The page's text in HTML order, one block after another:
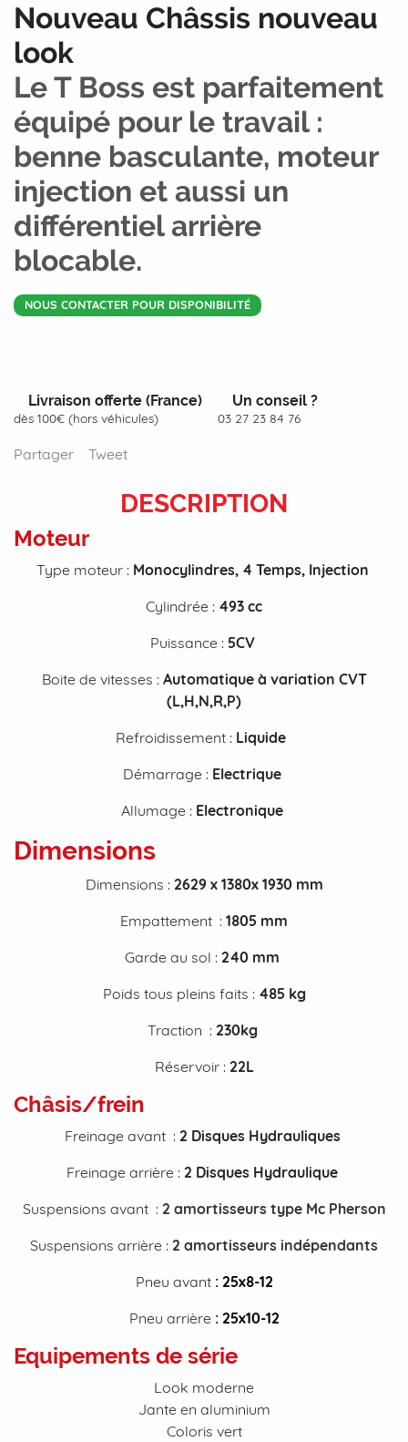
Nouveau Châssis nouveau
look
Le T Boss est parfaitement
équipé pour le travail :
benne basculante, moteur
injection et aussi un
différentiel arrière
blocable.
NOUS CONTACTER POUR DISPONIBILITÉ
Livraison offerte (France)
dès 100€ (hors véhicules)
Un conseil ?
03 27 23 84 76
Partager Tweet
DESCRIPTION
Moteur
Type moteur : Monocylindres, 4 Temps, Injection
Cylindrée : 493 cc
Puissance : 5CV
Boite de vitesses : Automatique à variation CVT
(L,H,N,R,P)
Refroidissement : Liquide
Démarrage : Electrique
Allumage : Electronique
Dimensions
Dimensions : 2629 x 1380x 1930 mm
Empattement : 1805 mm
Garde au sol : 240 mm
Poids tous pleins faits : 485 kg
Traction : 230kg
Réservoir : 22L
Châsis/frein
Freinage avant : 2 Disques Hydrauliques
Freinage arrière : 2 Disques Hydraulique
Suspensions avant : 2 amortisseurs type Mc Pherson
Suspensions arrière : 2 amortisseurs indépendants
Pneu avant : 25x8-12
Pneu arrière : 25x10-12
Equipements de série
Look moderne
Jante en aluminium
Coloris vert